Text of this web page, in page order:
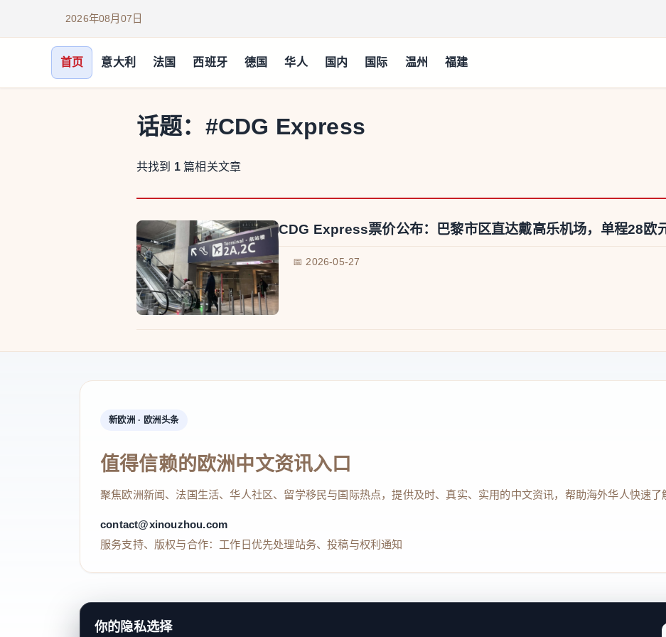
2026年08月07日
首页 意大利 法国 西班牙 德国 华人 国内 国际 温州 福建
话题： #CDG Express
共找到 1 篇相关文章
CDG Express票价公布：巴黎市区直达戴高乐机场，单程28欧
📅 2026-05-27
新欧洲 · 欧洲头条
值得信赖的欧洲中文资讯入口
聚焦欧洲新闻、法国生活、华人社区、留学移民与国际热点，提供及时、真实、实用的中文资讯，帮助海外华人快速了
contact@xinouzhou.com
服务支持、版权与合作：工作日优先处理站务、投稿与权利通知
© 2026 新欧洲·欧洲头条. All Rights Reserved. 本网站持续优化内容透明度、联系方式与用户权利说明，以提升品牌信任感
你的隐私选择